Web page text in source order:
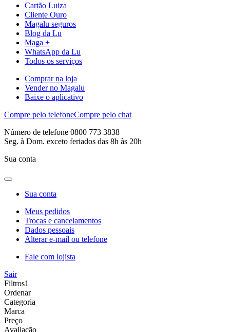
Cartão Luiza
Cliente Ouro
Magalu seguros
Blog da Lu
Maga +
WhatsApp da Lu
Todos os serviços
Comprar na loja
Vender no Magalu
Baixe o aplicativo
Compre pelo telefoneCompre pelo chat
Número de telefone 0800 773 3838
Seg. à Dom. exceto feriados das 8h às 20h
Sua conta
Sua conta
Meus pedidos
Trocas e cancelamentos
Dados pessoais
Alterar e-mail ou telefone
Fale com lojista
Sair
Filtros1
Ordenar
Categoria
Marca
Preço
Avaliação